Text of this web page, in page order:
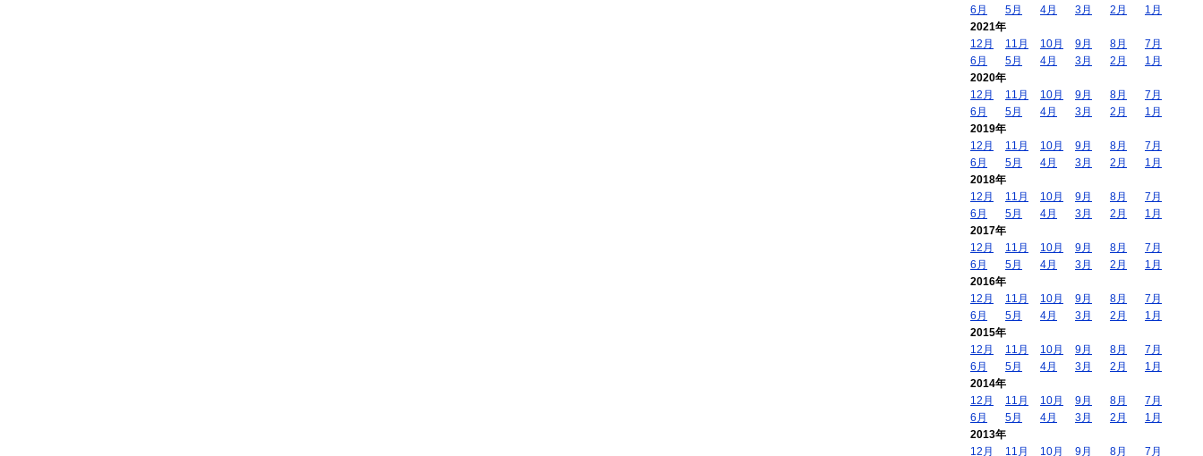
6月
5月 4月 3月 2月
1月
2021年
12月
11月 10月 9月 8月
7月
6月
5月 4月 3月 2月
1月
2020年
12月
11月 10月 9月 8月
7月
6月
5月 4月 3月 2月
1月
2019年
12月
11月 10月 9月 8月
7月
6月
5月 4月 3月 2月
1月
2018年
12月
11月 10月 9月 8月
7月
6月
5月 4月 3月 2月
1月
2017年
12月
11月 10月 9月 8月
7月
6月
5月 4月 3月 2月
1月
2016年
12月
11月 10月 9月 8月
7月
6月
5月 4月 3月 2月
1月
2015年
12月
11月 10月 9月 8月
7月
6月
5月 4月 3月 2月
1月
2014年
12月
11月 10月 9月 8月
7月
6月
5月 4月 3月 2月
1月
2013年
12月
11月 10月 9月 8月 7月